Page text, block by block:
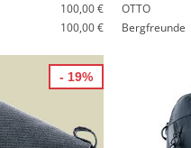
100,00 €
100,00 €
OTTO
Bergfreunde
- 19%